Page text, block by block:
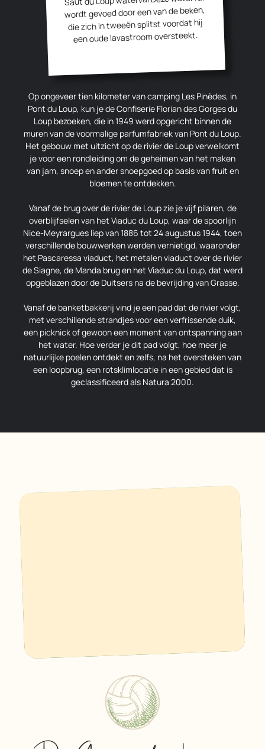
wordt gevoed door een van de beken,
die zich in tweeën splitst voordat hij
een oude lavastroom oversteekt.
Op ongeveer tien kilometer van camping Les Pinèdes, in
Pont du Loup, kun je de Confiserie Florian des Gorges du
Loup bezoeken, die in 1949 werd opgericht binnen de
muren van de voormalige parfumfabriek van Pont du Loup.
Het gebouw met uitzicht op de rivier de Loup verwelkomt
je voor een rondleiding om de geheimen van het maken
van jam, snoep en ander snoepgoed op basis van fruit en
bloemen te ontdekken.
Vanaf de brug over de rivier de Loup zie je vijf pilaren, de
overblijfselen van het Viaduc du Loup, waar de spoorlijn
Nice-Meyrargues liep van 1886 tot 24 augustus 1944, toen
verschillende bouwwerken werden vernietigd, waaronder
het Pascaressa viaduct, het metalen viaduct over de rivier
de Siagne, de Manda brug en het Viaduc du Loup, dat werd
opgeblazen door de Duitsers na de bevrijding van Grasse.
Vanaf de banketbakkerij vind je een pad dat de rivier volgt,
met verschillende strandjes voor een verfrissende duik,
een picknick of gewoon een moment van ontspanning aan
het water. Hoe verder je dit pad volgt, hoe meer je
natuurlijke poelen ontdekt en zelfs, na het oversteken van
een loopbrug, een rotsklimlocatie in een gebied dat is
geclassificeerd als Natura 2000.